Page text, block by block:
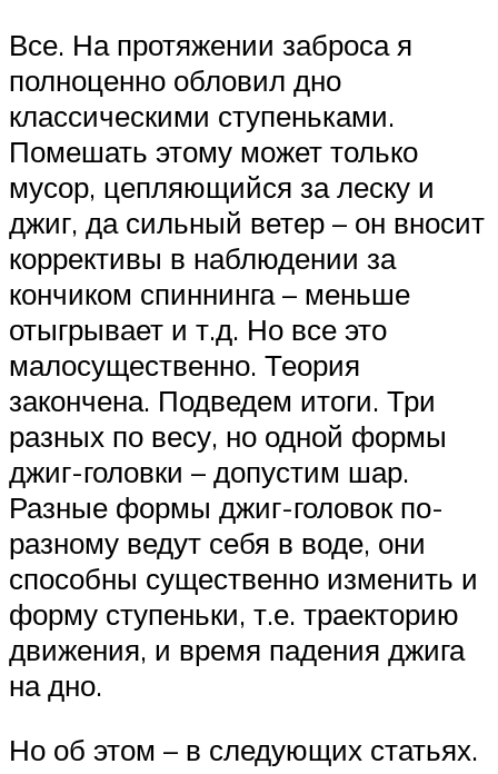
Все. На протяжении заброса я
полноценно обловил дно
классическими ступеньками.
Помешать этому может только
мусор, цепляющийся за леску и
джиг, да сильный ветер – он вносит
коррективы в наблюдении за
кончиком спиннинга – меньше
отыгрывает и т.д. Но все это
малосущественно. Теория
закончена. Подведем итоги. Три
разных по весу, но одной формы
джиг-головки – допустим шар.
Разные формы джиг-головок по-
разному ведут себя в воде, они
способны существенно изменить и
форму ступеньки, т.е. траекторию
движения, и время падения джига
на дно.
Но об этом – в следующих статьях.